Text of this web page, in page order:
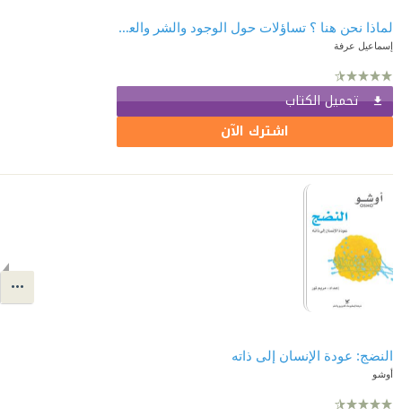
لماذا نحن هنا ؟ تساؤلات حول الوجود والشر والعلم والتطور
إسماعيل عرفة
تحميل الكتاب
اشترك الآن
النضج: عودة الإنسان إلى ذاته
أوشو